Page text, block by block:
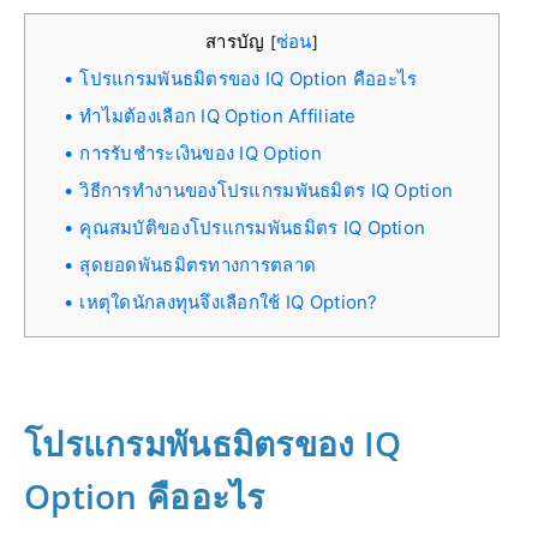
สารบัญ [ซ่อน]
โปรแกรมพันธมิตรของ IQ Option คืออะไร
ทำไมต้องเลือก IQ Option Affiliate
การรับชำระเงินของ IQ Option
วิธีการทำงานของโปรแกรมพันธมิตร IQ Option
คุณสมบัติของโปรแกรมพันธมิตร IQ Option
สุดยอดพันธมิตรทางการตลาด
เหตุใดนักลงทุนจึงเลือกใช้ IQ Option?
โปรแกรมพันธมิตรของ IQ
Option คืออะไร